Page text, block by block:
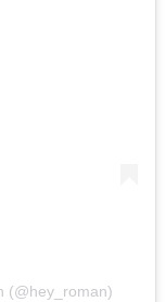
(@hey_roman)